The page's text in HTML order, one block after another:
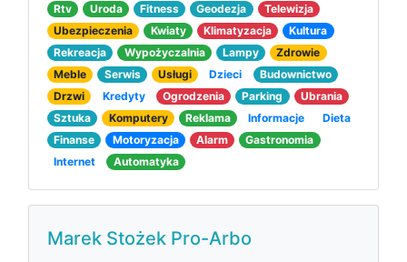
Rtv
Uroda Fitness Geodezja
Telewizja
Ubezpieczenia
Kwiaty Klimatyzacja
Kultura
Rekreacja
Wypożyczalnia Lampy
Zdrowie
Meble
Serwis Usługi Dzieci
Budownictwo
Drzwi
Kredyty Ogrodzenia Parking
Ubrania
Sztuka
Komputery Reklama Informacje
Dieta
Finanse
Motoryzacja Alarm
Gastronomia
Internet
Automatyka
Marek Stożek Pro-Arbo